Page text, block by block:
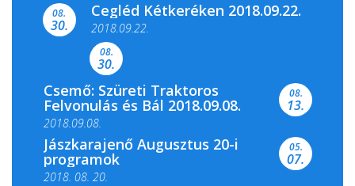
Színes és tartalmas programokkal várja a
Csemői Községi Könyvtár és...
08.
30.
Cegléd Kétkeréken 2018.09.22.
2018.09.22.
08.
30.
Csemő: Szüreti Traktoros
Felvonulás és Bál 2018.09.08.
2018.09.08.
08.
13.
Jászkarajenő Augusztus 20-i
programok
2018. 08. 20.
05.
07.